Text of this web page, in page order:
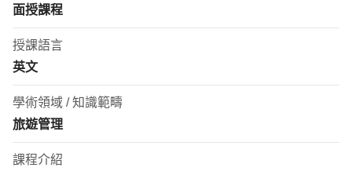
面授課程
授課語言
英文
學術領域 / 知識範疇
旅遊管理
課程介紹